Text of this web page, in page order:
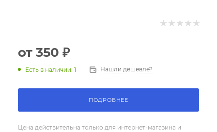
от 350 ₽
Есть в наличии: 1 Нашли дешевле?
ПОДРОБНЕЕ
Цена действительна только для интернет-магазина и